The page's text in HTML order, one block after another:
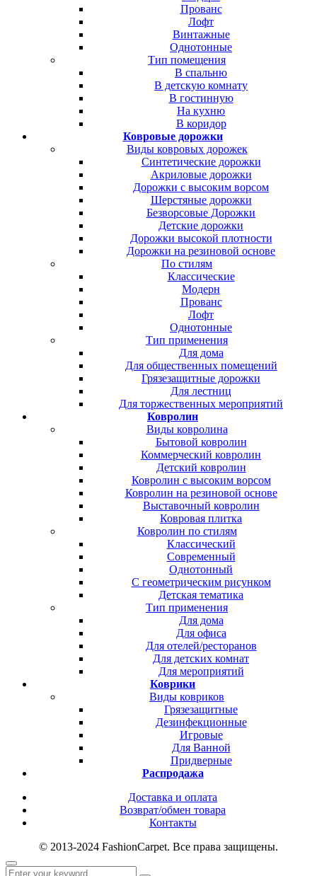
Прованс
Лофт
Винтажные
Однотонные
Тип помещения
В спальню
В детскую комнату
В гостинную
На кухню
В коридор
Ковровые дорожки
Виды ковровых дорожек
Синтетические дорожки
Акриловые дорожки
Дорожки с высоким ворсом
Шерстяные дорожки
Безворсовые Дорожки
Детские дорожки
Дорожки высокой плотности
Дорожки на резиновой основе
По стилям
Классические
Модерн
Прованс
Лофт
Однотонные
Тип применения
Для дома
Для общественных помещений
Грязезащитные дорожки
Для лестниц
Для торжественных мероприятий
Ковролин
Виды ковролина
Бытовой ковролин
Коммерческий ковролин
Детский ковролин
Ковролин с высоким ворсом
Ковролин на резиновой основе
Выставочный ковролин
Ковровая плитка
Ковролин по стилям
Классический
Современный
Однотонный
С геометрическим рисунком
Детская тематика
Тип применения
Для дома
Для офиса
Для отелей/ресторанов
Для детских комнат
Для мероприятий
Коврики
Виды ковриков
Грязезащитные
Дезинфекционные
Игровые
Для Ванной
Придверные
Распродажа
Доставка и оплата
Возврат/обмен товара
Контакты
© 2013-2024 FashionCarpet. Все права защищены.